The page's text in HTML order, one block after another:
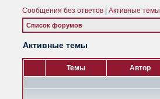
Сообщения без ответов Активные темы
Список форумов
Активные темы
Темы Автор